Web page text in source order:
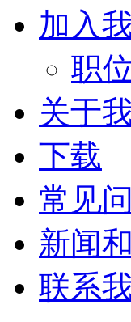
加入
职
关于
下载
常见
新闻
联系